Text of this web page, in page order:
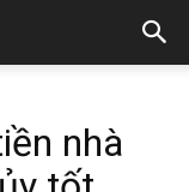
nhà